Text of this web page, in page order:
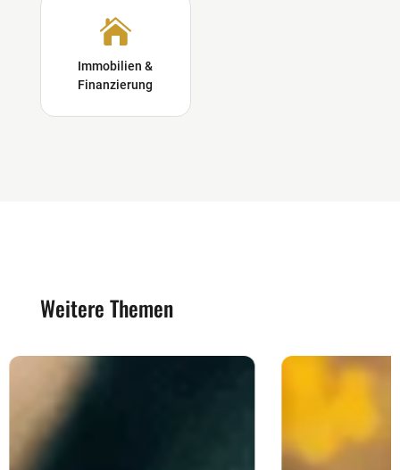

Immobilien &
Finanzierung
Weitere Themen